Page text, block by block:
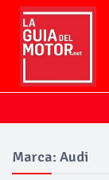
Marca: Audi